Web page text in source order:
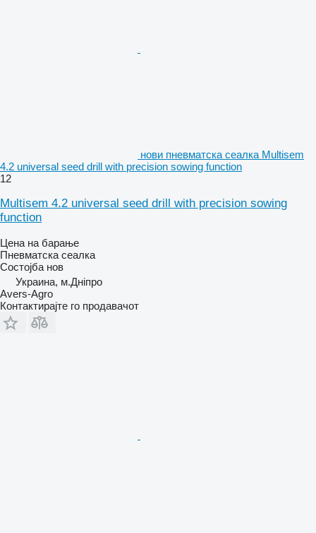
нови пневматска сеалка Multisem
4.2 universal seed drill with precision sowing function
12
Multisem 4.2 universal seed drill with precision sowing
function
Цена на барање
Пневматска сеалка
Состојба нов
Украина, м.Дніпро
Avers-Agro
Контактирајте го продавачот